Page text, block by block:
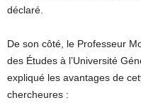
déclaré.
De son côté, le Professeur
des Études à l’Université
expliqué les avantages de
chercheures :